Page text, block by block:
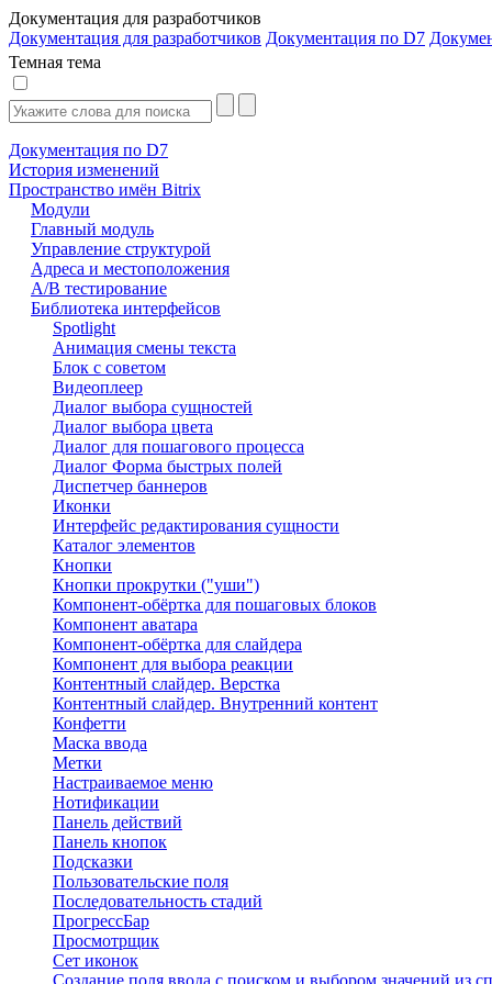
Документация для разработчиков
Документация для разработчиков Документация по D7
Темная тема
Документация по D7
История изменений
Пространство имён Bitrix
Модули
Главный модуль
Управление структурой
Адреса и местоположения
А/В тестирование
Библиотека интерфейсов
Spotlight
Анимация смены текста
Блок с советом
Видеоплеер
Диалог выбора сущностей
Диалог выбора цвета
Диалог для пошагового процесса
Диалог Форма быстрых полей
Диспетчер баннеров
Иконки
Интерфейс редактирования сущности
Каталог элементов
Кнопки
Кнопки прокрутки ("уши")
Компонент-обёртка для пошаговых блоков
Компонент аватара
Компонент-обёртка для слайдера
Компонент для выбора реакции
Контентный слайдер. Верстка
Контентный слайдер. Внутренний контент
Конфетти
Маска ввода
Метки
Настраиваемое меню
Нотификации
Панель действий
Панель кнопок
Подсказки
Пользовательские поля
Последовательность стадий
ПрогрессБар
Просмотрщик
Сет иконок
Создание поля ввода с поиском и выбором значений из